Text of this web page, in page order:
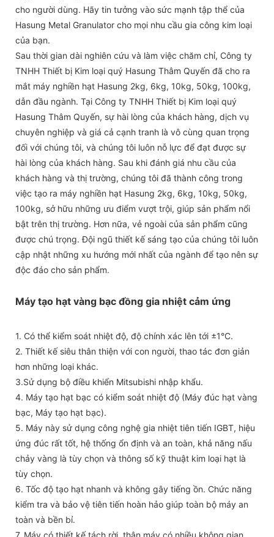
cho người dùng. Hãy tin tưởng vào sức mạnh tập thể của
Hasung Metal Granulator cho mọi nhu cầu gia công kim loại
của bạn.
Sau thời gian dài nghiên cứu và làm việc chăm chỉ, Công ty
TNHH Thiết bị Kim loại quý Hasung Thâm Quyến đã cho ra
mắt máy nghiền hạt Hasung 2kg, 6kg, 10kg, 50kg, 100kg,
dẫn đầu ngành. Tại Công ty TNHH Thiết bị Kim loại quý
Hasung Thâm Quyến, sự hài lòng của khách hàng, dịch vụ
chuyên nghiệp và giá cả cạnh tranh là vô cùng quan trọng
đối với chúng tôi, và chúng tôi luôn nỗ lực để đạt được sự
hài lòng của khách hàng. Sau khi đánh giá nhu cầu của
khách hàng và thị trường, chúng tôi đã thành công trong
việc tạo ra máy nghiền hạt Hasung 2kg, 6kg, 10kg, 50kg,
100kg, sở hữu những ưu điểm vượt trội, giúp sản phẩm nổi
bật trên thị trường. Hơn nữa, vẻ ngoài của sản phẩm cũng
được chú trọng. Đội ngũ thiết kế sáng tạo của chúng tôi luôn
cập nhật những xu hướng mới nhất của ngành để tạo nên sự
độc đáo cho sản phẩm.
Máy tạo hạt vàng bạc đồng gia nhiệt cảm ứng
1. Có thể kiểm soát nhiệt độ, độ chính xác lên tới ±1°C.
2. Thiết kế siêu thân thiện với con người, thao tác đơn giản
hơn những loại khác.
3.Sử dụng bộ điều khiển Mitsubishi nhập khẩu.
4. Máy tạo hạt bạc có kiểm soát nhiệt độ (Máy đúc hạt vàng
bạc, Máy tạo hạt bạc).
5. Máy này sử dụng công nghệ gia nhiệt tiên tiến IGBT, hiệu
ứng đúc rất tốt, hệ thống ổn định và an toàn, khả năng nấu
chảy vàng là tùy chọn và thông số kỹ thuật kim loại hạt là
tùy chọn.
6. Tốc độ tạo hạt nhanh và không gây tiếng ồn. Chức năng
kiểm tra và bảo vệ tiên tiến hoàn hảo giúp toàn bộ máy an
toàn và bền bỉ.
7. Máy có thiết kế tách rời, thân máy có nhiều không gian